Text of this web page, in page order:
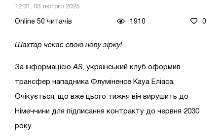
12:31, 03 лютого 2025
Online 50 читачів 1910 0
Шахтар чекає свою нову зірку!
За інформацією AS , український клуб оформив
трансфер нападника Флуміненсе Кауа Еліаса.
Очікується, що вже цього тижня він вирушить до
Німеччини для підписання контракту до червня 2030
року.